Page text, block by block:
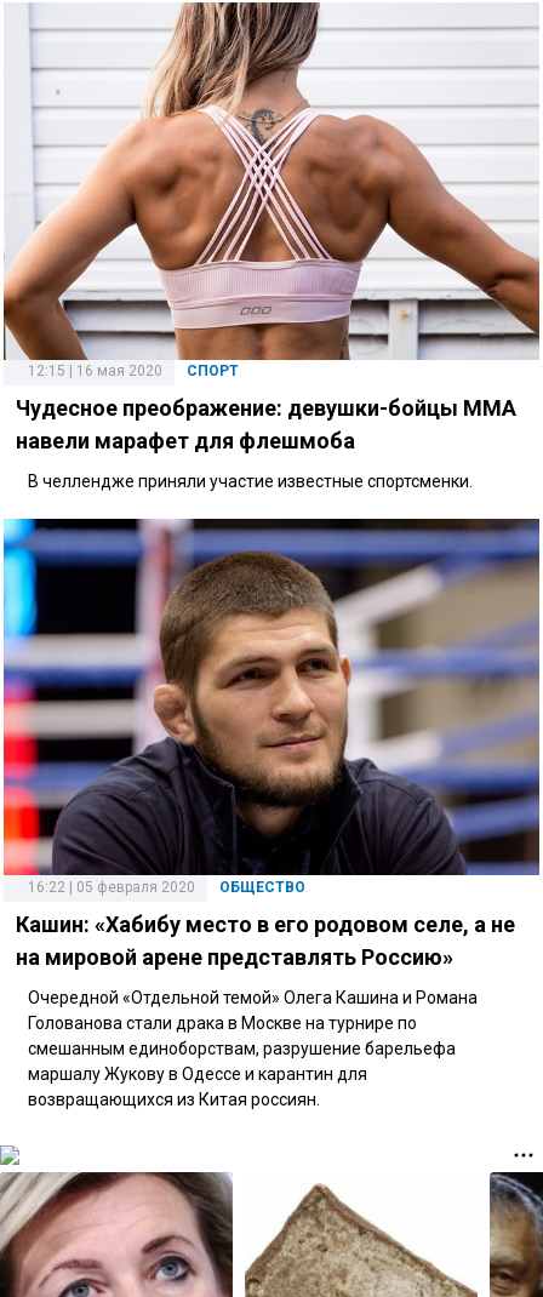
12:15 | 16 мая 2020 СПОРТ
Чудесное преображение: девушки-бойцы MMA
навели марафет для флешмоба
В челлендже приняли участие известные спортсменки.
16:22 | 05 февраля 2020 ОБЩЕСТВО
Кашин: «Хабибу место в его родовом селе, а не
на мировой арене представлять Россию»
Очередной «Отдельной темой» Олега Кашина и Романа
Голованова стали драка в Москве на турнире по
смешанным единоборствам, разрушение барельефа
маршалу Жукову в Одессе и карантин для
возвращающихся из Китая россиян.